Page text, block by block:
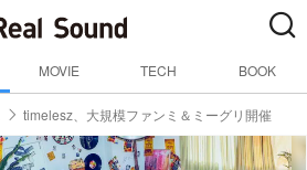
MOVIE TECH BOOK
timelesz、大規模ファンミ＆ミーグリ開催